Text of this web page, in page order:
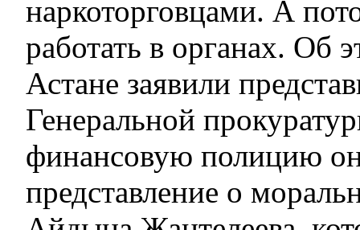
наркоторговцами. А
работать в органах. Об
Астане заявили
Генеральной
финансовую полицию
представление о